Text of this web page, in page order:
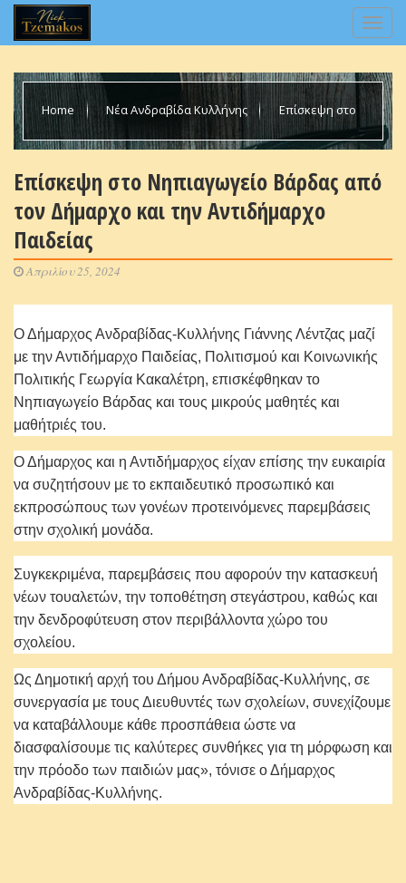
Home Νέα Ανδραβίδα Κυλλήνης Επίσκεψη στο
Παιδείας
Επίσκεψη στο Νηπιαγωγείο Βάρδας από
τον Δήμαρχο και την Αντιδήμαρχο
Παιδείας
Απριλίου 25, 2024
Ο Δήμαρχος Ανδραβίδας-Κυλλήνης Γιάννης Λέντζας μαζί
με την Αντιδήμαρχο Παιδείας, Πολιτισμού και Κοινωνικής
Πολιτικής Γεωργία Κακαλέτρη, επισκέφθηκαν το
Νηπιαγωγείο Βάρδας και τους μικρούς μαθητές και
μαθήτριές του.
Ο Δήμαρχος και η Αντιδήμαρχος είχαν επίσης την ευκαιρία
να συζητήσουν με το εκπαιδευτικό προσωπικό και
εκπροσώπους των γονέων προτεινόμενες παρεμβάσεις
στην σχολική μονάδα.
Συγκεκριμένα, παρεμβάσεις που αφορούν την κατασκευή
νέων τουαλετών, την τοποθέτηση στεγάστρου, καθώς και
την δενδροφύτευση στον περιβάλλοντα χώρο του
σχολείου.
Ως Δημοτική αρχή του Δήμου Ανδραβίδας-Κυλλήνης, σε
συνεργασία με τους Διευθυντές των σχολείων, συνεχίζουμε
να καταβάλλουμε κάθε προσπάθεια ώστε να
διασφαλίσουμε τις καλύτερες συνθήκες για τη μόρφωση και
την πρόοδο των παιδιών μας», τόνισε ο Δήμαρχος
Ανδραβίδας-Κυλλήνης.